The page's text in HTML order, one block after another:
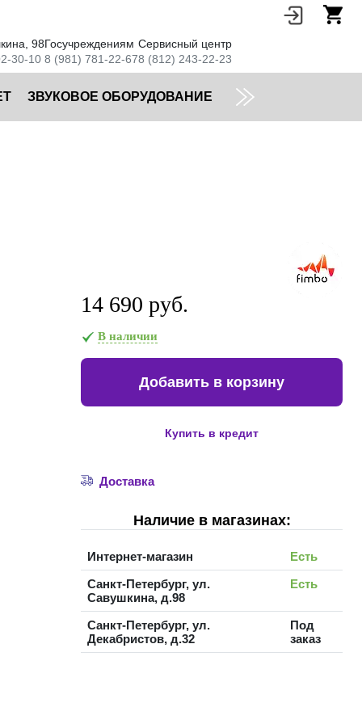
98
30-10
Госучреждениям
8 (981) 781-22-67
Сервисный центр
8 (812) 243-22-23
ЗВУКОВОЕ ОБОРУДОВАНИЕ
14 690 руб.
В наличии
Добавить в корзину
Купить в кредит
Доставка
Наличие в магазинах:
Интернет-магазин
Есть
Санкт-Петербург, ул.
Савушкина, д.98
Есть
Санкт-Петербург, ул.
Декабристов, д.32
Под
заказ